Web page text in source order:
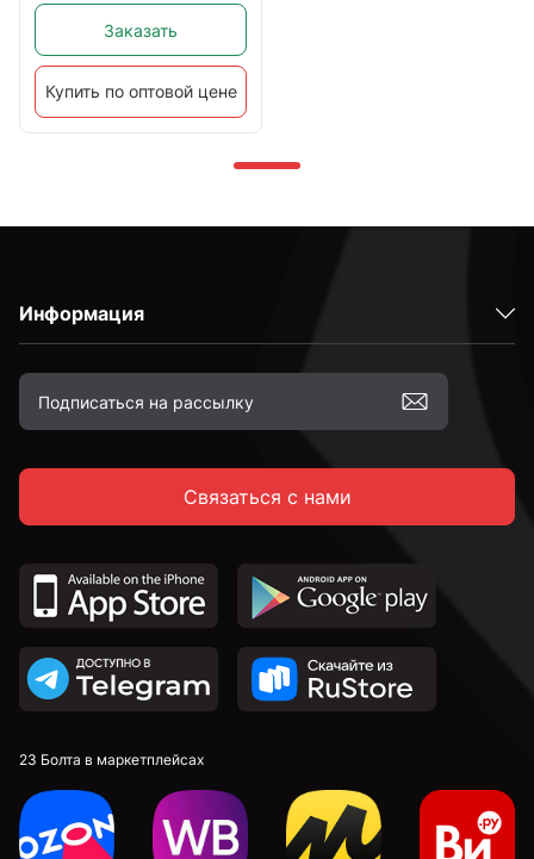
Заказать
Купить по оптовой цене
Информация
Связаться с нами
23 Болта в маркетплейсах